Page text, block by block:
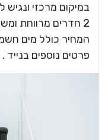
במיקום מרכזי ונגיש
2 חדרים מרווחת
המחיר כולל מים
פרטים נוספים בנייד